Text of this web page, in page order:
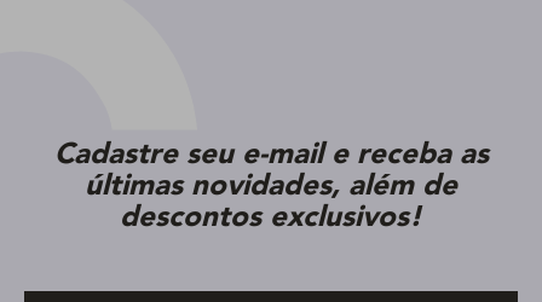
Cadastre seu e-mail e receba as
últimas novidades, além de
descontos exclusivos!